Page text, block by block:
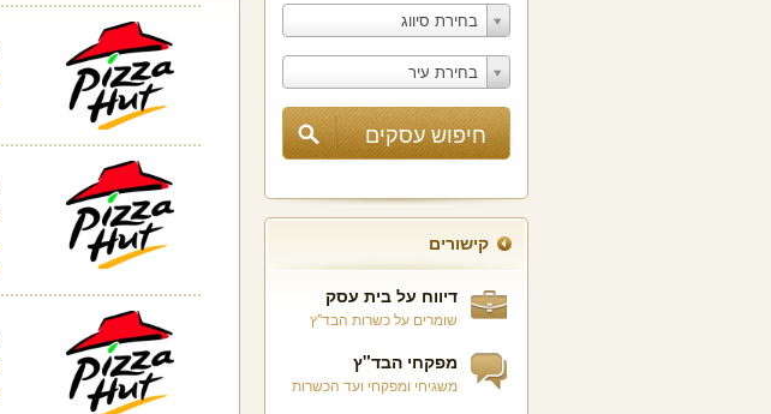
בחירת סיווג
בחירת עיר
קישורים
דיווח על בית עסק
שומרים על כשרות הבד"ץ
מפקחי הבד"ץ
משגיחי ומפקחי ועד הכשרות